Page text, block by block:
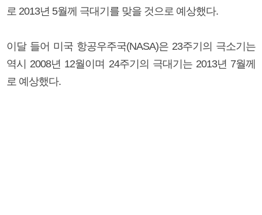
로 2013년 5월께 극대기를 맞을 것으로 예상했다.
이달 들어 미국 항공우주국(NASA)은 23주기의 극소기는
역시 2008년 12월이며 24주기의 극대기는 2013년 7월께
로 예상했다.